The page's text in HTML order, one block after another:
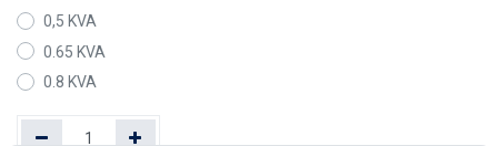
0,5 KVA
0.65 KVA
0.8 KVA